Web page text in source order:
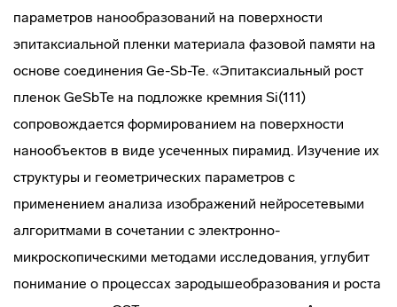
параметров нанообразований на поверхности
эпитаксиальной пленки материала фазовой памяти на
основе соединения Ge-Sb-Te. «Эпитаксиальный рост
пленок GeSbTe на подложке кремния Si(111)
сопровождается формированием на поверхности
нанообъектов в виде усеченных пирамид. Изучение их
структуры и геометрических параметров с
применением анализа изображений нейросетевыми
алгоритмами в сочетании с электронно-
микроскопическими методами исследования, углубит
понимание о процессах зародышеобразования и роста